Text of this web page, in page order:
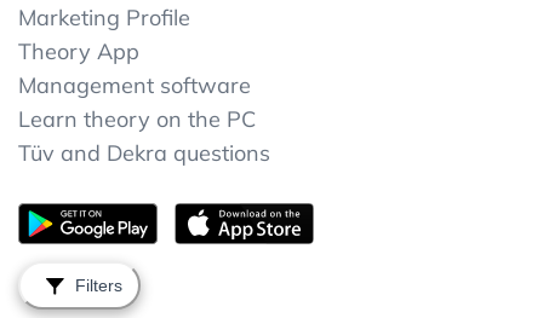
Filters
Marketing Profile
Theory App
Management software
Learn theory on the PC
Tüv and Dekra questions